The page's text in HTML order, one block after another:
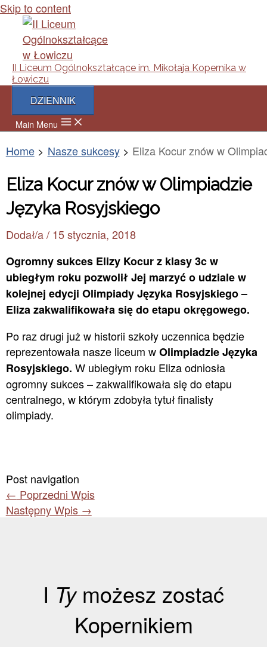
Skip to content
II Liceum Ogólnokształcące im. Mikołaja Kopernika w
Łowiczu
DZIENNIK
Main Menu
Home Nasze sukcesy Eliza Kocur znów w
Eliza Kocur znów w Olimpiadzie
Języka Rosyjskiego
Dodał/a / 15 stycznia, 2018
Ogromny sukces Elizy Kocur z klasy 3c w
ubiegłym roku pozwolił Jej marzyć o udziale w
kolejnej edycji Olimpiady Języka Rosyjskiego –
Eliza zakwalifikowała się do etapu okręgowego.
Po raz drugi już w historii szkoły uczennica będzie
reprezentowała nasze liceum wOlimpiadzie Języka
Rosyjskiego. W ubiegłym roku Eliza odniosła
ogromny sukces – zakwalifikowała się do etapu
centralnego, w którym zdobyła tytuł finalisty
olimpiady.
Post navigation
← Poprzedni Wpis
Następny Wpis →
I Tymożesz zostać
Kopernikiem